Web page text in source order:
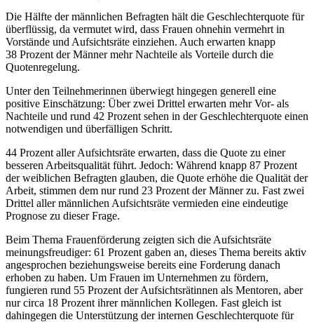
Die Hälfte der männlichen Befragten hält die Geschlechterquote für
überflüssig, da vermutet wird, dass Frauen ohnehin vermehrt in
Vorstände und Aufsichtsräte einziehen. Auch erwarten knapp
38 Prozent der Männer mehr Nachteile als Vorteile durch die
Quotenregelung.
Unter den Teilnehmerinnen überwiegt hingegen generell eine
positive Einschätzung: Über zwei Drittel erwarten mehr Vor- als
Nachteile und rund 42 Prozent sehen in der Geschlechterquote einen
notwendigen und überfälligen Schritt.
44 Prozent aller Aufsichtsräte erwarten, dass die Quote zu einer
besseren Arbeitsqualität führt. Jedoch: Während knapp 87 Prozent
der weiblichen Befragten glauben, die Quote erhöhe die Qualität der
Arbeit, stimmen dem nur rund 23 Prozent der Männer zu. Fast zwei
Drittel aller männlichen Aufsichtsräte vermieden eine eindeutige
Prognose zu dieser Frage.
Beim Thema Frauenförderung zeigten sich die Aufsichtsräte
meinungsfreudiger: 61 Prozent gaben an, dieses Thema bereits aktiv
angesprochen beziehungsweise be­reits eine Forderung danach
erhoben zu haben. Um Frauen im Unternehmen zu fördern,
fungieren rund 55 Prozent der Aufsichtsrätinnen als Mentoren, aber
nur ­circa 18 Prozent ihrer männlichen Kollegen. Fast gleich ist
dahingegen die Unterstützung der internen Geschlechterquote für